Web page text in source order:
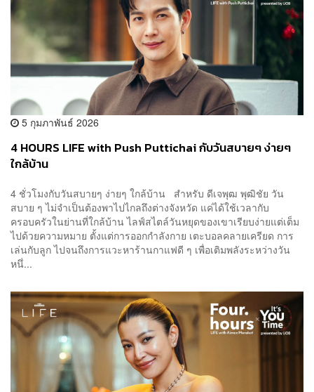
5 กุมภาพันธ์ 2026
4 HOURS LIFE with Push Puttichai กับวันสบายๆ ง่ายๆ
ใกล้บ้าน
4 ชั่วโมงกับวันสบายๆ ง่ายๆ ใกล้บ้าน สำหรับ ดีเจพุฒ พุฒิชัย วัน
สบาย ๆ ไม่จำเป็นต้องพาไปไกลถึงต่างจังหวัด แค่ได้ใช้เวลากับ
ครอบครัวในย่านที่ใกล้บ้าน ไลฟ์สไตล์วันหยุดของเขาเรียบง่ายแต่เต็ม
ไปด้วยความหมาย ตั้งแต่การออกกำลังกาย เตะบอลคลายเครียด การ
เล่นกับลูก ไปจนถึงการแวะหาร้านกาแฟดี ๆ เพื่อเติมพลังระหว่างวัน
หนึ่...